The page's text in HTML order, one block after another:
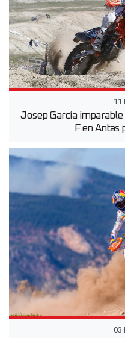
11
Josep García
F en Antas
03